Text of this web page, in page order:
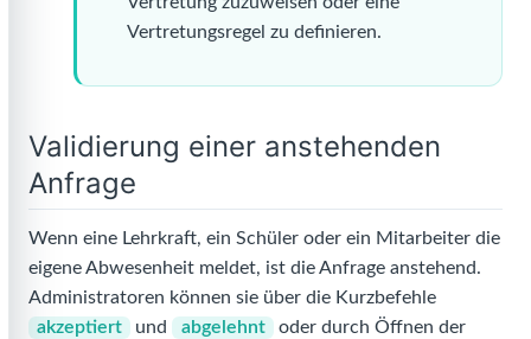
Vertretungsregel zu definieren.
Validierung einer anstehenden
Anfrage
Wenn eine Lehrkraft, ein Schüler oder ein Mitarbeiter die
eigene Abwesenheit meldet, ist die Anfrage anstehend.
Administratoren können sie über die Kurzbefehle
akzeptiert
und abgelehnt
oder durch Öffnen der